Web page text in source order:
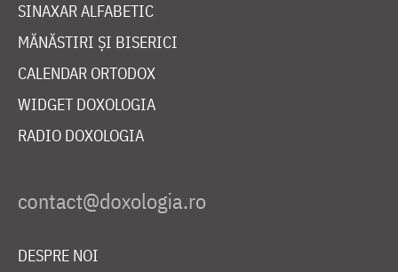
SINAXAR ALFABETIC
MĂNĂSTIRI ȘI BISERICI
CALENDAR ORTODOX
WIDGET DOXOLOGIA
RADIO DOXOLOGIA
DESPRE NOI